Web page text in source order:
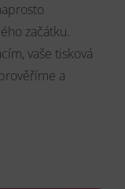
začátku.
vaše tisková
a